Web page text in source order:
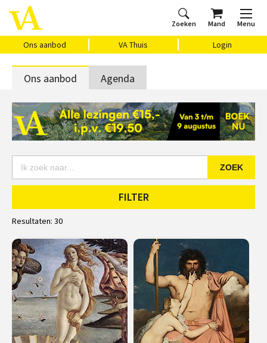
Zoeken Mand Menu
Ons aanbod VA Thuis Login
Home
Ons aanbod
Agenda
VAthuis
Over ons
Vragen?
Cadeaubon
Ons aanbod Agenda
ZOEK
FILTER
Resultaten: 30